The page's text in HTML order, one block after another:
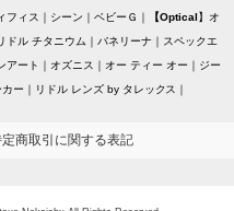
フィス シーン ベビーＧ Optical
オ
ドル チタニウム バネリーナ
スペックエ
アート オズニス オー ティー オー
ジー
カー リドル レンズ by タレックス
商取引に関する表記